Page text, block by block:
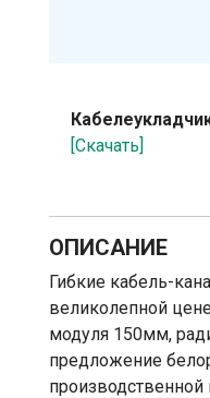
[Скачать]
ОПИСАНИЕ
Гибкие кабель-
великолепной
модуля 150мм,
предложение